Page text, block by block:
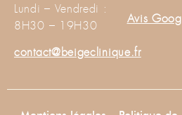
Lundi – Vendredi :
8H30 – 19H30
contact@beigeclinique.fr
Avis